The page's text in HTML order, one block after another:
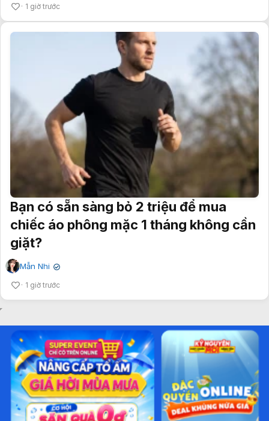
1 giờ trước
Bạn có sẵn sàng bỏ 2 triệu để mua
chiếc áo phông mặc 1 tháng không cần
giặt?
Mẫn Nhi ✔
1 giờ trước